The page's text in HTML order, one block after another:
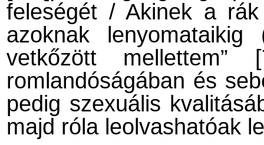
feleségét / Akinek a
azoknak
vetkőzött
romlandóságában és
pedig szexuális
majd róla leolvashatóak